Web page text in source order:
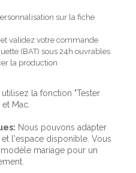
sur la fiche
validez votre commande
(BAT) sous 24h ouvrables
la production
la fonction "Tester
Mac.
Nous pouvons adapter
l'espace disponible. Vous
mariage pour un